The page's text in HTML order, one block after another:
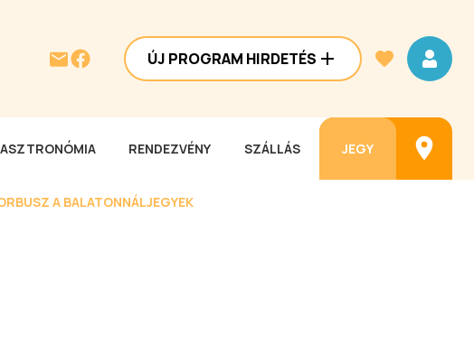
ÚJ PROGRAM HIRDETÉS
RENDEZVÉNY SZÁLLÁS JEGY
A BALATONNÁLJEGYEK